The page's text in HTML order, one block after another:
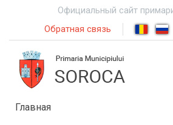
Официальный сайт
Обратная связь
Главная